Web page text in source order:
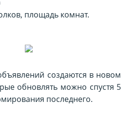
площадь комнат.
создаются в новом
обновлять можно спустя 5
последнего.